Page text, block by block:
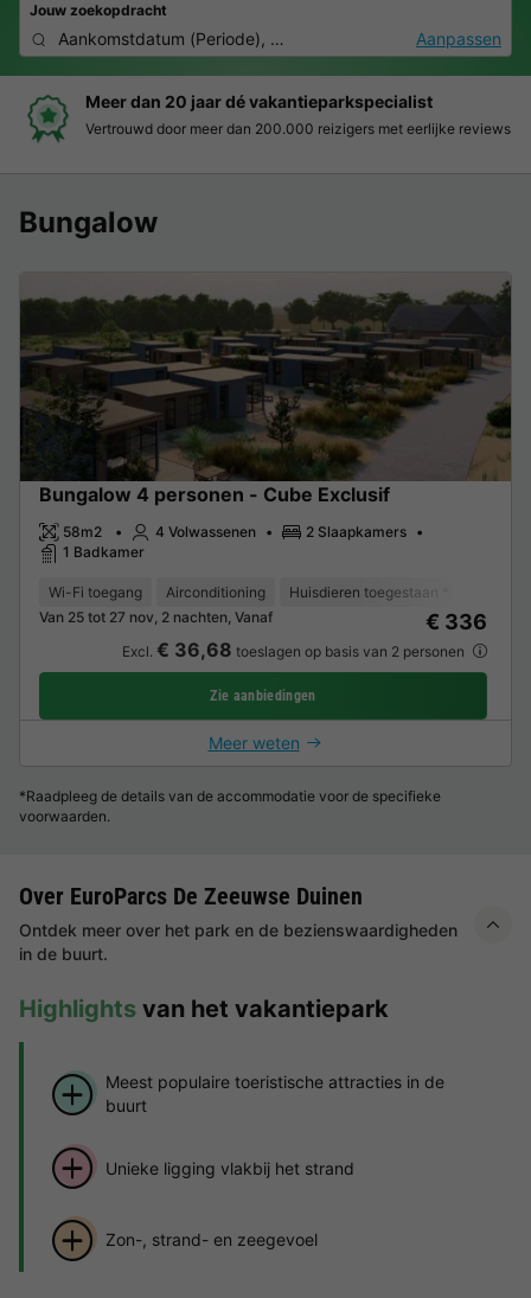
Jouw zoekopdracht
Aankomstdatum (Periode), 2 personen, 0 huisdierAanpassen
Meer dan 20 jaar dé vakantieparkspecialist
Vertrouwd door meer dan 200.000 reizigers met eerlijke reviews
Bungalow
Bungalow 4 personen - Cube Exclusif
58m2 4 Volwassenen
2 Slaapkamers
1 Badkamer
Wi-Fi toegang Airconditioning Huisdieren toegestaan *
Van 25 tot 27 nov, 2 nachten, Vanaf
€ 336
Excl. € 36,68 toeslagen op basis van 2 personen
Zie aanbiedingen
Meer weten
*Raadpleeg de details van de accommodatie voor de specifieke
voorwaarden.
Over EuroParcs De Zeeuwse Duinen
Ontdek meer over het park en de bezienswaardigheden
in de buurt.
Highlights van het vakantiepark
Meest populaire toeristische attracties in de
buurt
Unieke ligging vlakbij het strand
Zon-, strand- en zeegevoel